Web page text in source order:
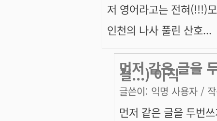
저 영어라고는 전혀(!!!)
인천의 나사 풀린 산호...
먼저 같은 글을
걸...) 아직
글쓴이: 익명 사용자 /
먼저 같은 글을 두번